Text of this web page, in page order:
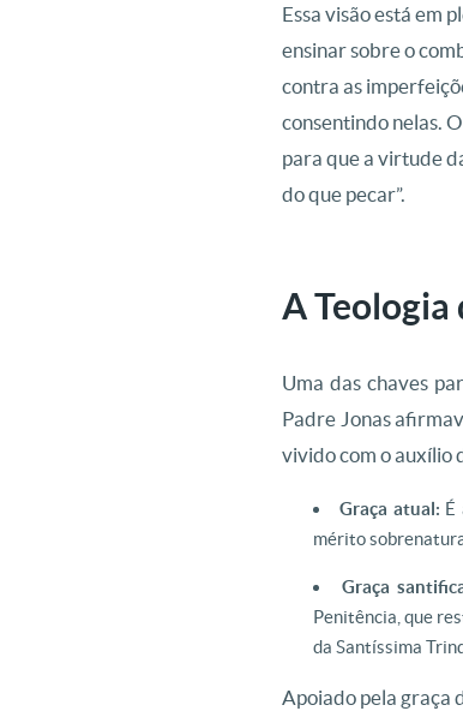
Essa visão está em
ensinar sobre o
contra as
consentindo nelas.
para que a virtude
do que pecar”.
A Teologia
Uma das chaves
Padre Jonas
vivido com o auxílio
Graça atual: É
mérito
Graça
Penitência, que
da Santíssima
Apoiado pela graça